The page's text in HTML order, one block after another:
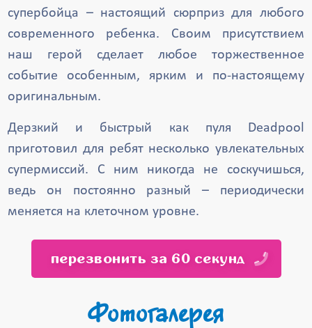
супербойца – настоящий сюрприз для любого
современного ребенка. Своим присутствием
наш герой сделает любое торжественное
событие особенным, ярким и по-настоящему
оригинальным.
Дерзкий и быстрый как пуля Deadpool
приготовил для ребят несколько увлекательных
супермиссий. С ним никогда не соскучишься,
ведь он постоянно разный – периодически
меняется на клеточном уровне.
перезвонить за 60 секунд
Фотогалерея